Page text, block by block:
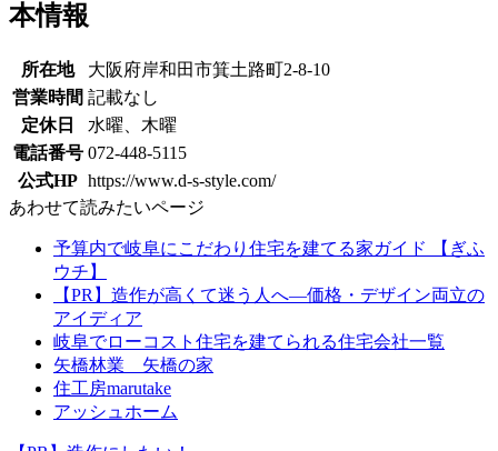
本情報
所在地
大阪府岸和田市箕土路町2-8-10
営業時間 記載なし
定休日
水曜、木曜
電話番号 072-448-5115
公式HP https://www.d-s-style.com/
あわせて読みたいページ
予算内で岐阜にこだわり住宅を建てる家ガイド 【ぎふ
ウチ】
【PR】造作が高くて迷う人へ―価格・デザイン両立の
アイディア
岐阜でローコスト住宅を建てられる住宅会社一覧
矢橋林業 矢橋の家
住工房marutake
アッシュホーム